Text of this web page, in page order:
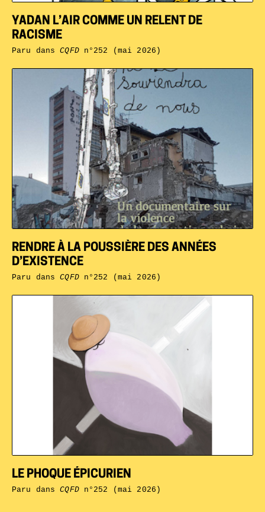
LE PHOQUE ÉPICURIEN
Paru dansCQFDn°252 (mai 2026)
RENDRE À LA POUSSIÈRE DES ANNÉES
D’EXISTENCE
Paru dansCQFDn°252 (mai 2026)
YADAN L’AIR COMME UN RELENT DE
RACISME
Paru dansCQFDn°252 (mai 2026)